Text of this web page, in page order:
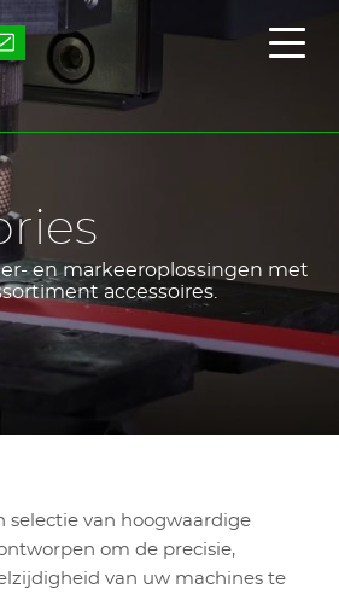
Toon
en markeeroplossingen met
accessoires.
selectie van hoogwaardige
om de precisie,
van uw machines te